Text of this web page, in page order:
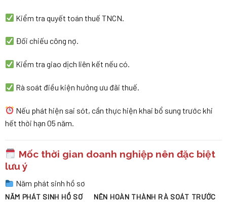
Kiểm tra quyết toán thuế TNCN.
Đối chiếu công nợ.
Kiểm tra giao dịch liên kết nếu có.
Rà soát điều kiện hưởng ưu đãi thuế.
Nếu phát hiện sai sót, cần thực hiện khai bổ sung trước khi
hết thời hạn 05 năm.
Mốc thời gian doanh nghiệp nên đặc biệt
lưu ý
Năm phát sinh hồ sơ
NĂM PHÁT SINH HỒ SƠ
NÊN HOÀN THÀNH RÀ SOÁT TRƯỚC